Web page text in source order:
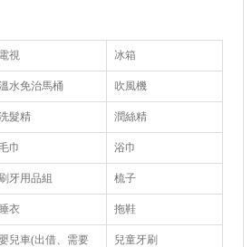
電視 冰箱
水免治馬桶 吹風機
髮精 潤絲精
巾 浴巾
刷牙用品組 梳子
睡衣 拖鞋
兒車(出借、需要
兒童牙刷